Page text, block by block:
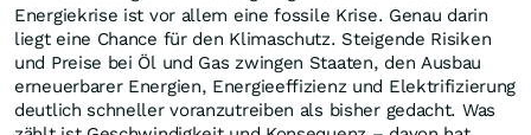
Energiekrise ist vor allem eine fossile Krise. Genau darin
liegt eine Chance für den Klimaschutz. Steigende Risiken
und Preise bei Öl und Gas zwingen Staaten, den Ausbau
erneuerbarer Energien, Energieeffizienz und Elektrifizierung
deutlich schneller voranzutreiben als bisher gedacht. Was